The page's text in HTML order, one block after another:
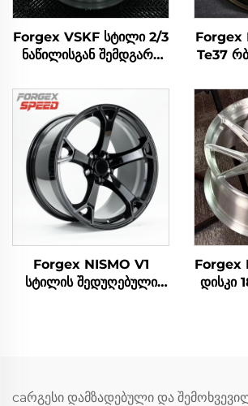
Forgex VSKF სტილი 2/3
ნაწილისგან შემდგარი
პირის პოლირებული
5x114.3 Lexus IS300
Nissan 350Z 370Z
GS300 S13 R32-სთვის
Forgex
Te37
Forgex NISMO V1
სტილის შედუღებული
G35 G37-სთვის
Forgex
დისკი
caრგესი დამზადებული და